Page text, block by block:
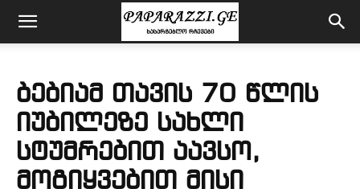
ბებიამ თავის 70 წლის
იუბილეზე სახლი
სტუმრებით აავსო,
მოგიყვებით მისი